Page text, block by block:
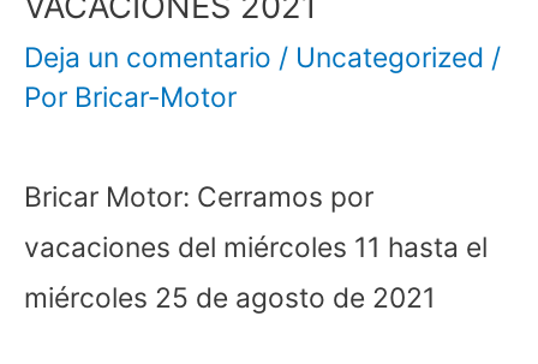
Deja un comentario / Uncategorized /
Por Bricar-Motor
Bricar Motor: Cerramos por
vacaciones del miércoles 11 hasta el
miércoles 25 de agosto de 2021